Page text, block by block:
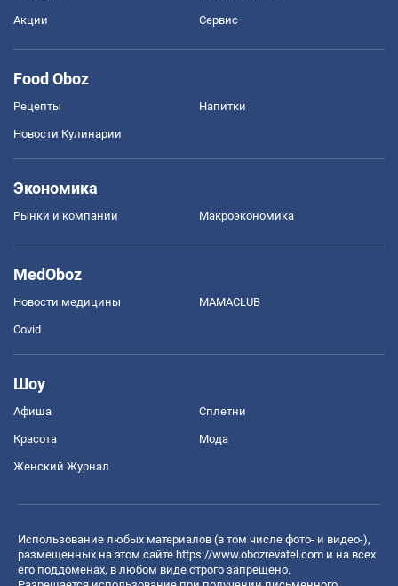
Акции Сервис
Food Oboz
Рецепты Напитки
Новости Кулинарии
Экономика
Рынки и компании Mакроэкономика
MedOboz
Новости медицины MAMACLUB
Covid
Шоу
Афиша Сплетни
Красота Мода
Женский Журнал
Использование любых материалов (в том числе фото- и видео-),
размещенных на этом сайте https://www.obozrevatel.com и на всех
его поддоменах, в любом виде строго запрещено.